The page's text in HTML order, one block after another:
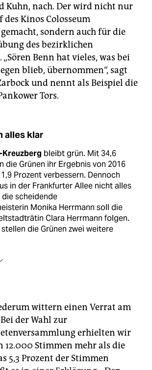
Kuhn, nach. Der wird nicht nur
Kinos Colosseum
sondern auch für die
des bezirklichen
Benn hat vieles, was bei
blieb, übernommen“, sagt
und nennt als Beispiel die
Tors.
alles klar
bleibt grün. Mit 34,6
die Grünen ihr Ergebnis von 2016
Prozent verbessern. Dennoch
in der Frankfurter Allee nicht alles
scheidende
Monika Herrmann soll die
Clara Herrmann folgen.
die Grünen zwei weitere
folgen. Eine Zählgemeinschaft wurde
nicht geschlossen. Im Gespräch ist
grün-rote Koalition mit
Tierschutzpartei.
Pankow ausgenommen,
unter sich aufzuteilen. Eine weitere
wittern einen Verrat am
der Wahl zur
erhielten wir
12.000 Stimmen mehr als die
5,3 Prozent der Stimmen